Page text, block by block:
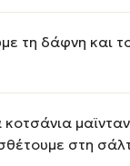
τη δάφνη και
κοτσάνια
στη